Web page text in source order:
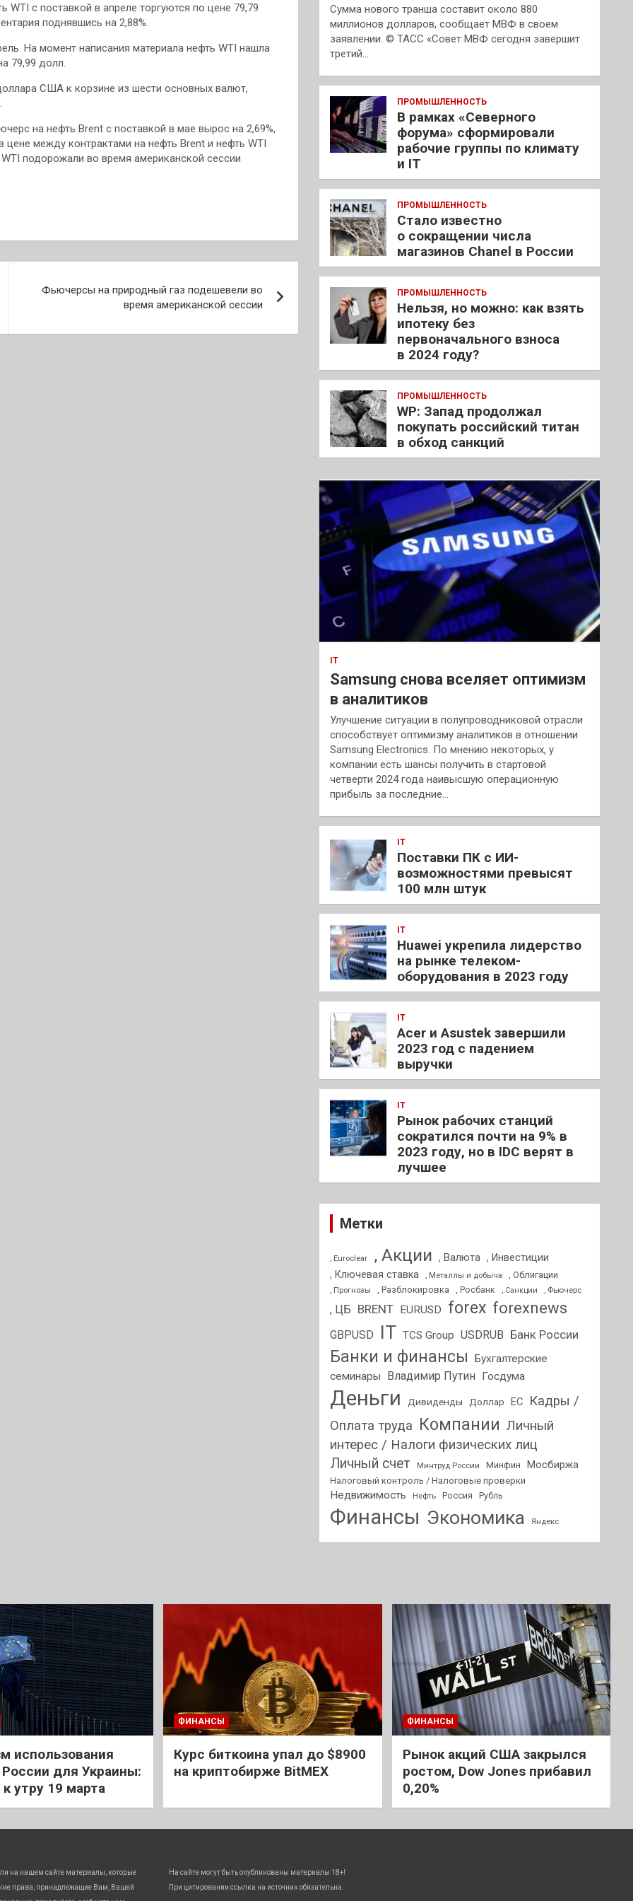
с поставкой в апреле торгуются по цене 79,79
поднявшись на 2,88%.
На момент написания материала нефть WTI нашла
79,99 долл.
США к корзине из шести основных валют,
на нефть Brent с поставкой в мае вырос на 2,69%,
цене между контрактами на нефть Brent и нефть WTI
подорожали во время американской сессии
Фьючерсы на природный газ подешевели во
время американской сессии
Сумма нового транша составит около 880
миллионов долларов, сообщает МВФ в своем
заявлении. © ТАСС «Совет МВФ сегодня завершит
третий…
ПРОМЫШЛЕННОСТЬ
В рамках «Северного
форума» сформировали
рабочие группы по климату
и IT
ПРОМЫШЛЕННОСТЬ
Стало известно
о сокращении числа
магазинов Chanel в России
ПРОМЫШЛЕННОСТЬ
Нельзя, но можно: как взять
ипотеку без
первоначального взноса
в 2024 году?
ПРОМЫШЛЕННОСТЬ
WP: Запад продолжал
покупать российский титан
в обход санкций
IT
Samsung снова вселяет оптимизм
в аналитиков
Улучшение ситуации в полупроводниковой отрасли
способствует оптимизму аналитиков в отношении
Samsung Electronics. По мнению некоторых, у
компании есть шансы получить в стартовой
четверти 2024 года наивысшую операционную
прибыль за последние…
IT
Поставки ПК с ИИ-
возможностями превысят
100 млн штук
IT
Huawei укрепила лидерство
на рынке телеком-
оборудования в 2023 году
IT
Acer и Asustek завершили
2023 год с падением
выручки
IT
Рынок рабочих станций
сократился почти на 9% в
2023 году, но в IDC верят в
лучшее
Метки
, Euroclear , Акции , Валюта , Инвестиции
, Ключевая ставка
, Металлы и добыча , Облигации
, Прогнозы , Разблокировка , Росбанк , Санкции , Фьючерс
, ЦБ BRENT EURUSD forex forexnews
GBPUSD IT TCS Group USDRUB Банк России
Банки и финансы
Бухгалтерские
семинары
Владимир Путин Госдума
Деньги Дивиденды Доллар ЕС
Кадры /
Оплата труда Компании Личный
интерес / Налоги физических лиц
Личный счет Минтруд России Минфин Мосбиржа
Налоговый контроль / Налоговые проверки
Недвижимость Нефть Россия Рубль
Финансы Экономика Яндекс
использования
для Украины:
утру 19 марта
ФИНАНСЫ
Курс биткоина упал до $8900
на криптобирже BitMEX
ФИНАНСЫ
Рынок акций США закрылся
ростом, Dow Jones прибавил
0,20%
на нашем сайте материалы, которые
права, принадлежащие Вам, Вашей
На сайте могут быть опубликованы материалы 18+!
При цитировании ссылка на источник обязательна.